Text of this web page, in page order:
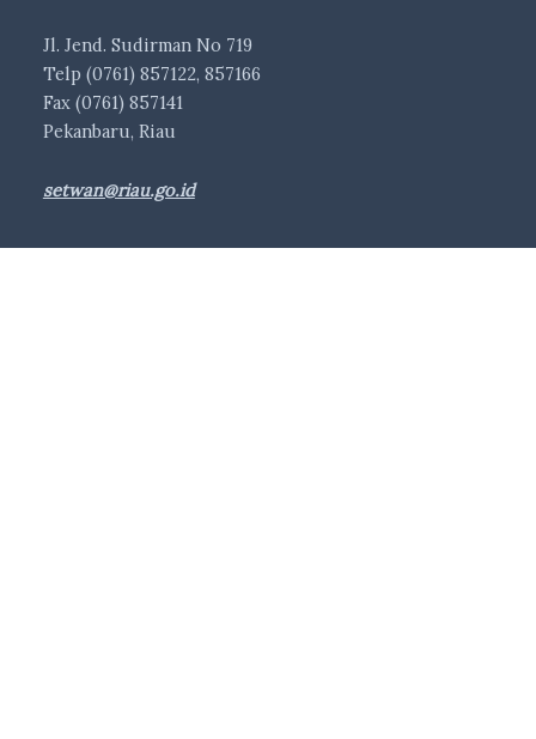
Jl. Jend. Sudirman No 719
Telp (0761) 857122, 857166
Fax (0761) 857141
Pekanbaru, Riau
setwan@riau.go.id